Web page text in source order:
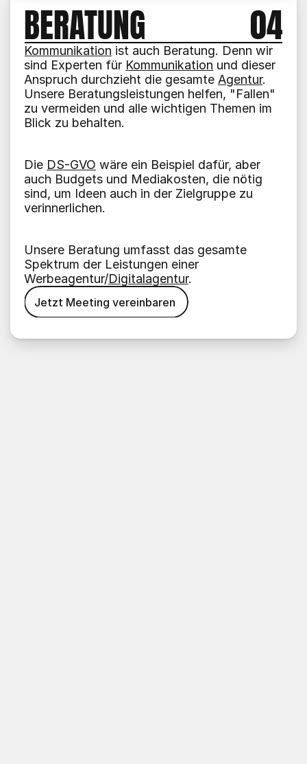
BERATUNG 04
Kommunikation ist auch Beratung. Denn wir
sind Experten für Kommunikation und dieser
Anspruch durchzieht die gesamte Agentur.
Unsere Beratungsleistungen helfen, "Fallen"
zu vermeiden und alle wichtigen Themen im
Blick zu behalten.
Die DS-GVO wäre ein Beispiel dafür, aber
auch Budgets und Mediakosten, die nötig
sind, um Ideen auch in der Zielgruppe zu
verinnerlichen.
Unsere Beratung umfasst das gesamte
Spektrum der Leistungen einer
Werbeagentur/Digitalagentur.
Jetzt Meeting vereinbaren